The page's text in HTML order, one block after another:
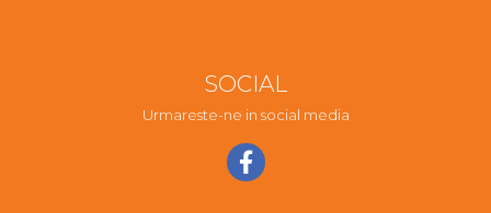
SOCIAL
Urmareste-ne in social media